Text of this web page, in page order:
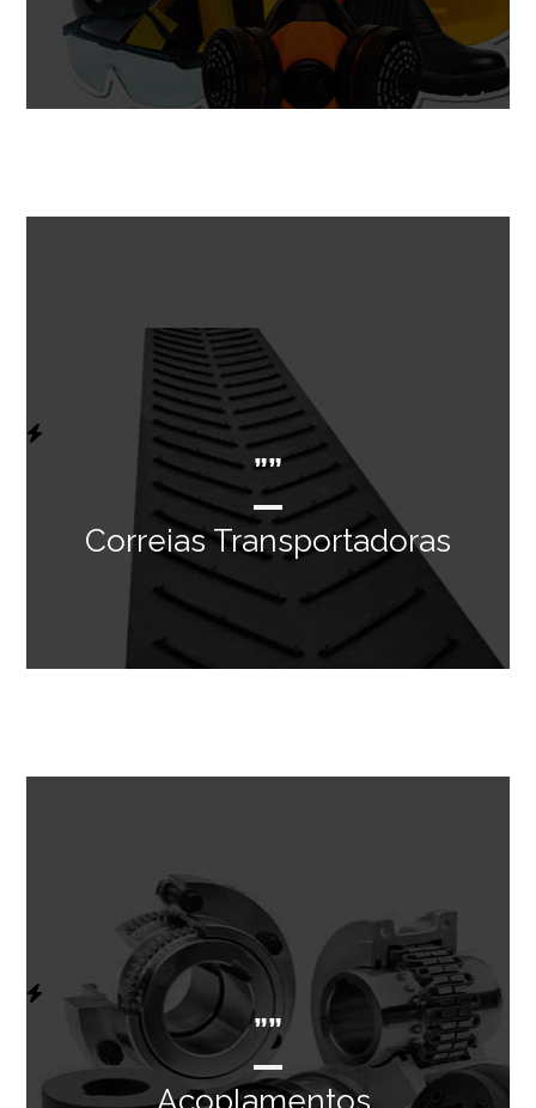
””
Correias Transportadoras
””
Acoplamentos